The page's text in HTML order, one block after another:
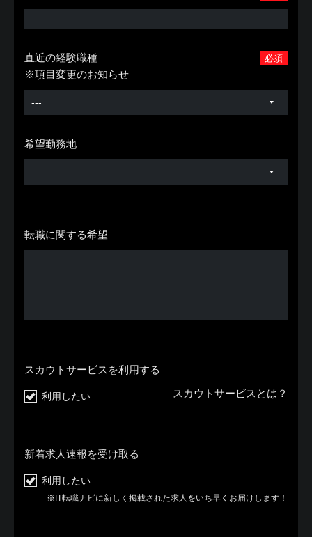
必須
直近の経験職種
※項目変更のお知らせ
希望勤務地
転職に関する希望
スカウトサービスを利用する
利用したい スカウトサービスとは？
新着求人速報を受け取る
利用したい
※IT転職ナビに新しく掲載された求人をいち早くお届けします！